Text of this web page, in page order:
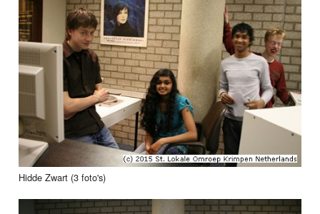
Hidde Zwart (3 foto's)